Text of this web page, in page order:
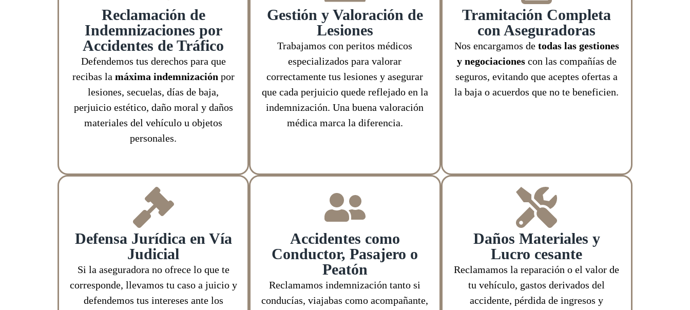
Reclamación de
Indemnizaciones por
Accidentes de Tráfico
Defendemos tus derechos para que
recibas la máxima indemnización por
lesiones, secuelas, días de baja,
perjuicio estético, daño moral y daños
materiales del vehículo u objetos
personales.
Gestión y Valoración de
Lesiones
Trabajamos con peritos médicos
especializados para valorar
correctamente tus lesiones y asegurar
que cada perjuicio quede reflejado en la
indemnización. Una buena valoración
médica marca la diferencia.
Tramitación Completa
con Aseguradoras
Nos encargamos de todas las gestiones
y negociacionescon las compañías de
seguros, evitando que aceptes ofertas a
la baja o acuerdos que no te beneficien.
Defensa Jurídica en Vía
Judicial
Si la aseguradora no ofrece lo que te
corresponde, llevamos tu caso a juicio y
defendemos tus intereses ante los
Accidentes como
Conductor, Pasajero o
Peatón
Reclamamos indemnización tanto si
conducías, viajabas como acompañante,
Daños Materiales y
Lucro cesante
Reclamamos la reparación o el valor de
tu vehículo, gastos derivados del
accidente, pérdida de ingresos y